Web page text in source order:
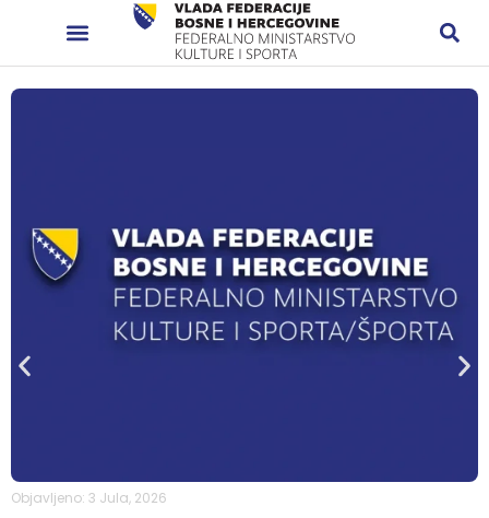
Objavljeno: 3 Jula, 2026